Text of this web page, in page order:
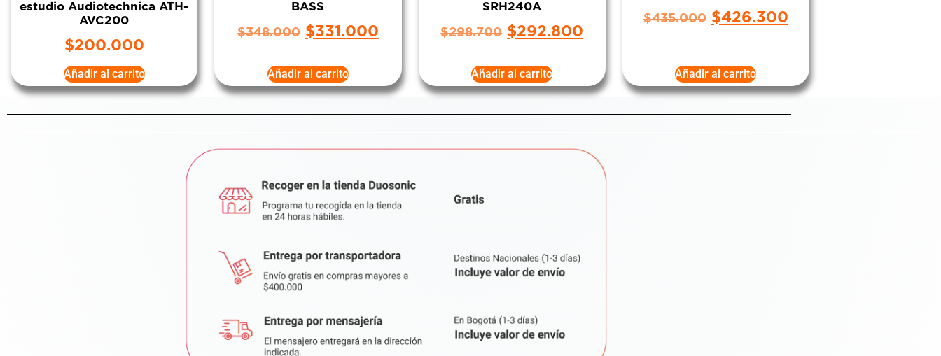
estudio Audiotechnica ATH-
AVC200
$200.000
Añadir al carrito
BASS
$348.000 $331.000
Añadir al carrito
SRH240A
$298.700 $292.800
Añadir al carrito
$435.000 $426.300
Añadir al carrito